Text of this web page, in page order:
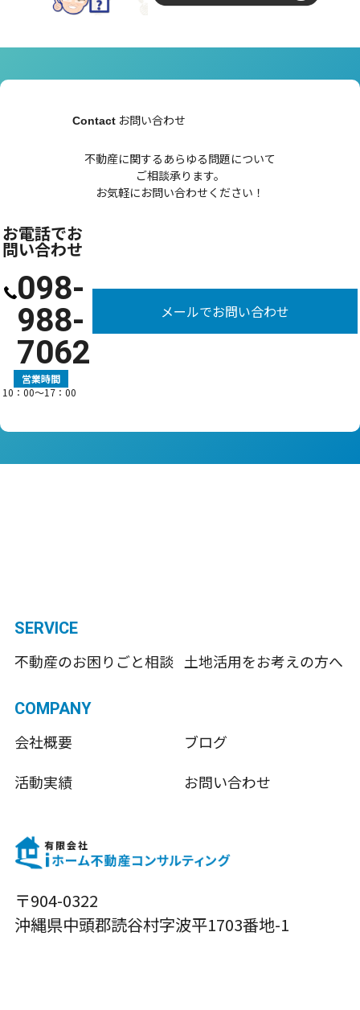
Contact お問い合わせ
不動産に関するあらゆる問題について
ご相談承ります。
お気軽にお問い合わせください！
お電話でお
問い合わせ
098-
988-
7062
営業時間
10：00〜17：00
メールでお問い合わせ
〒904-0322
沖縄県中頭郡読谷村字波平1703番地-1
SERVICE
不動産のお困りごと相談 土地活用をお考えの方へ
COMPANY
会社概要
ブログ
活動実績
お問い合わせ